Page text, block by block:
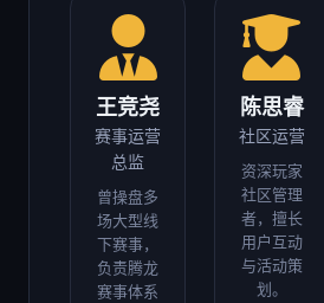
王竞尧
赛事运营
总监
曾操盘多
场大型线
下赛事，
负责腾龙
赛事体系
陈思睿
社区运营
资深玩家
社区管理
者，擅长
用户互动
与活动策
划。